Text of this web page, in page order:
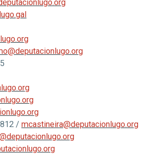
/ mcastineira@deputacionlugo.org